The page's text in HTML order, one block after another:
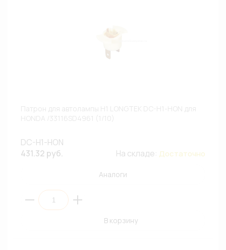
DC-H1-HON
431.32 руб.
На складе: Достаточно
Аналоги
В корзину